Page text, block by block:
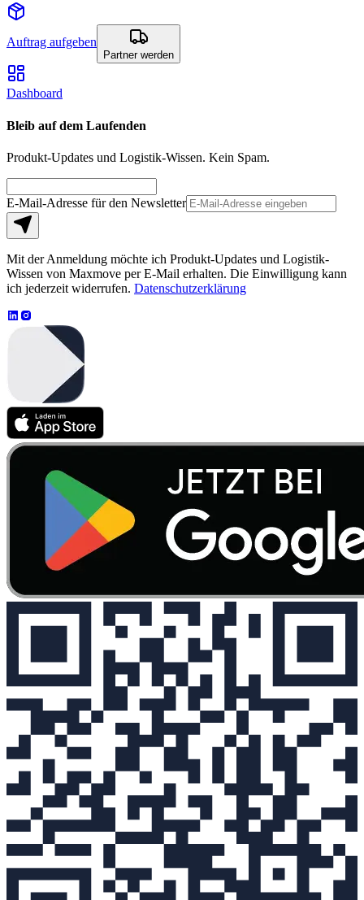
Auftrag aufgeben
Partner werden
Dashboard
Bleib auf dem Laufenden
Produkt-Updates und Logistik-Wissen. Kein Spam.
E-Mail-Adresse für den Newsletter
Mit der Anmeldung möchte ich Produkt-Updates und Logistik-
Wissen von Maxmove per E-Mail erhalten. Die Einwilligung kann
ich jederzeit widerrufen. Datenschutzerklärung